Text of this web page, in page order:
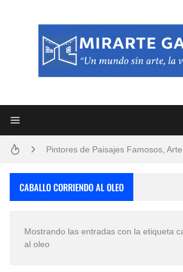
Pintores de Paisajes Famosos,
CABALLO CORRIENDO AL OLEO
Mostrando las entradas con la etiqueta
al oleo